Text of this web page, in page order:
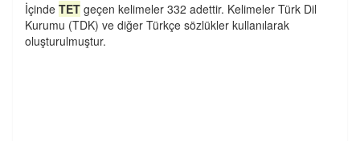
İçinde TET geçen kelimeler 332 adettir. Kelimeler Türk Dil
Kurumu (TDK) ve diğer Türkçe sözlükler kullanılarak
oluşturulmuştur.